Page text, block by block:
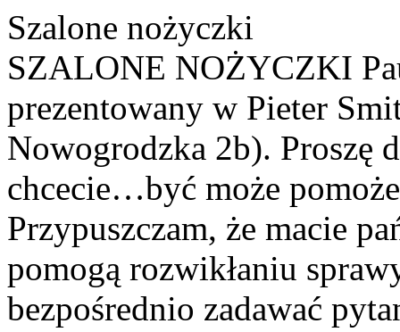
Szalone nożyczki
SZALONE NOŻYCZKI
prezentowany w Pieter
Nowogrodzka 2b). Proszę
chcecie…być może
Przypuszczam, że macie
pomogą rozwikłaniu
bezpośrednio zadawać